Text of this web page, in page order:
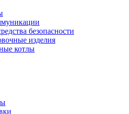
безопасности
изделия
котлы